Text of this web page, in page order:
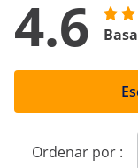
4.6
Ordenar por :